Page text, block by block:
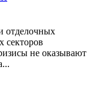
отделочных
секторов
не оказывают